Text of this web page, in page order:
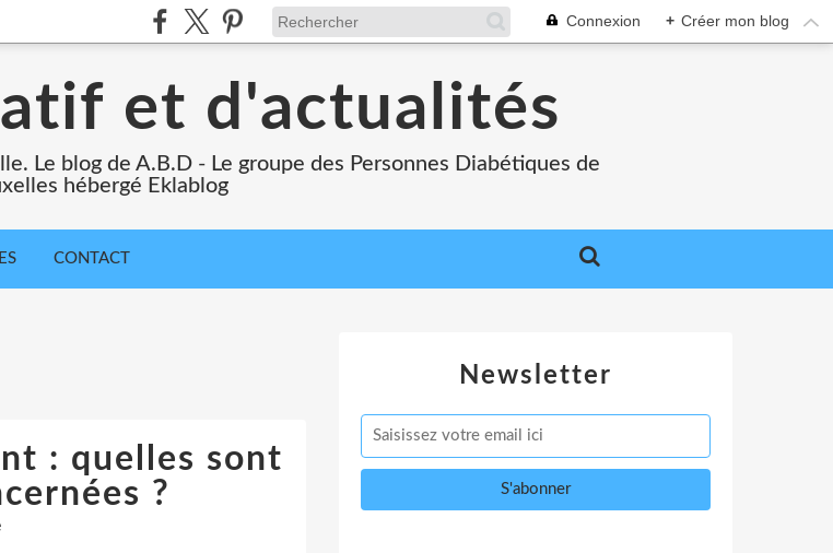
Connexion + Créer mon blog
et d'actualités
Le blog de A.B.D - Le groupe des Personnes Diabétiques de
hébergé Eklablog
CONTACT
: quelles sont
?
Newsletter